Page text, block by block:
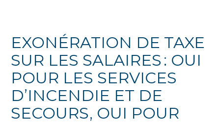
Gérer votre quotidien
Piloter votre entreprise
Développer votre entreprise
Suivre votre comptabilité
Gérer vos ressources humaines
Dématérialiser vos documents
EXONÉRATION DE TAXE
SUR LES SALAIRES : OUI
POUR LES SERVICES
D’INCENDIE ET DE
SECOURS, OUI POUR